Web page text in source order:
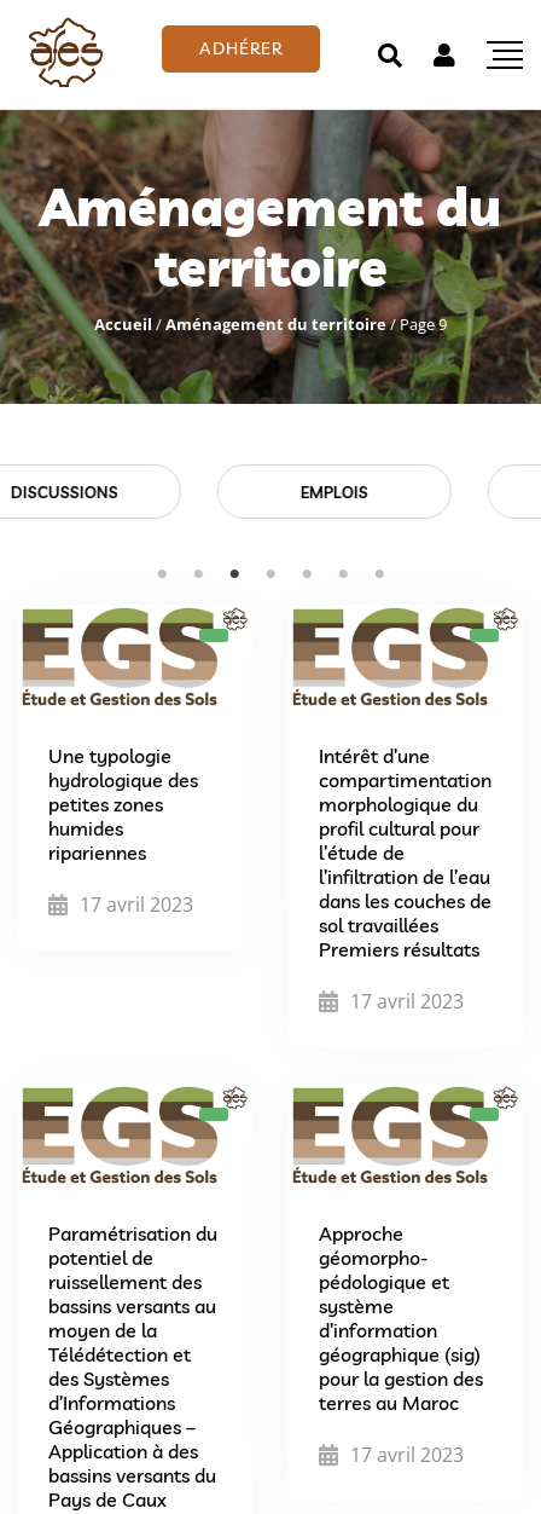
ADHÉRER
Aménagement du
territoire
Accueil/Aménagement du territoire/Page 9
EMPLOIS EVÉNEMENTS
Une typologie
hydrologique des
petites zones
humides
ripariennes
17 avril 2023
Intérêt d’une
compartimentation
morphologique du
profil cultural pour
l’étude de
l’infiltration de l’eau
dans les couches de
sol travaillées
Premiers résultats
17 avril 2023
Paramétrisation du
potentiel de
ruissellement des
bassins versants au
moyen de la
Télédétection et
des Systèmes
d’Informations
Géographiques –
Application à des
bassins versants du
Pays de Caux
Approche
géomorpho-
pédologique et
système
d’information
géographique (sig)
pour la gestion des
terres au Maroc
17 avril 2023